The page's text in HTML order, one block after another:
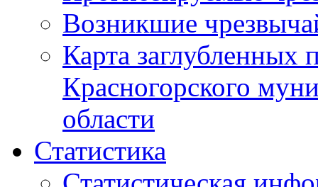
Возникшие
Карта
Красногорского
области
Статистика